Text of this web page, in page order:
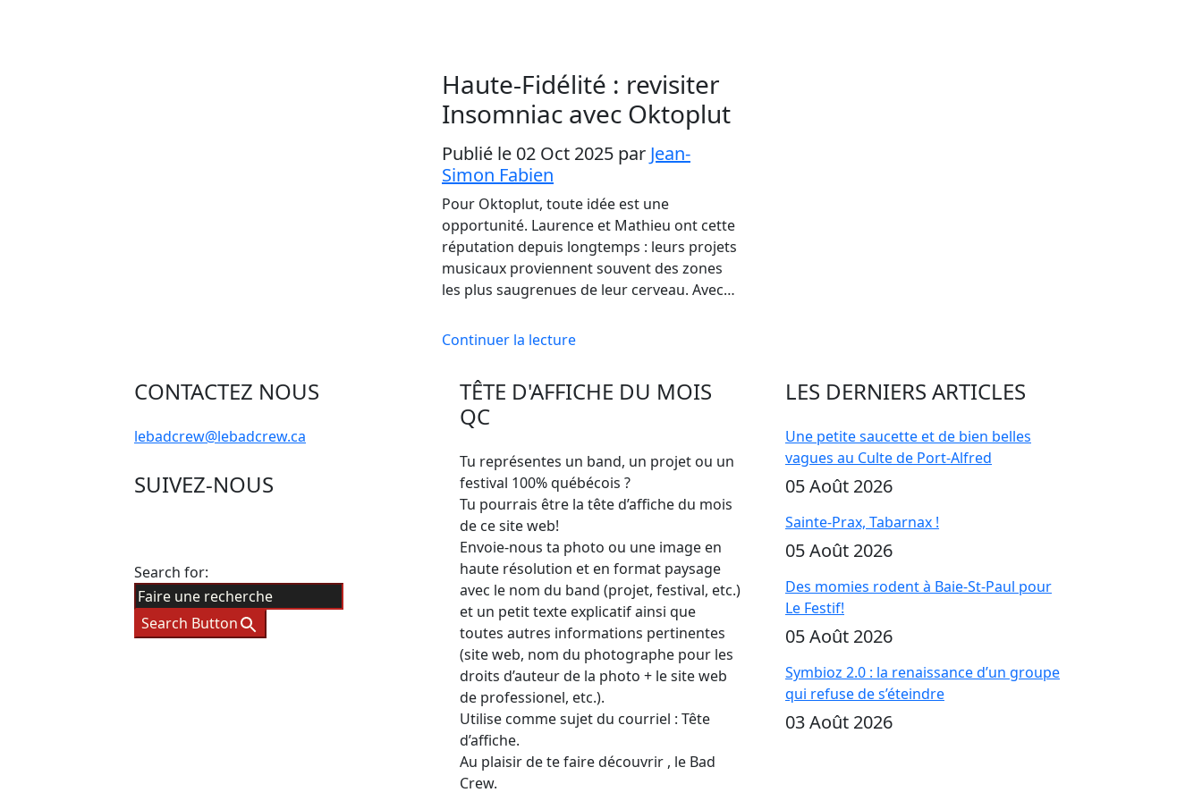
Haute-Fidélité : revisiter
Insomniac avec Oktoplut
Publié le 02 Oct 2025 par Jean-
Simon Fabien
Pour Oktoplut, toute idée est une
opportunité. Laurence et Mathieu ont cette
réputation depuis longtemps : leurs projets
musicaux proviennent souvent des zones
les plus saugrenues de leur cerveau. Avec…
Continuer la lecture
CONTACTEZ NOUS
lebadcrew@lebadcrew.ca
SUIVEZ-NOUS
Search for:
Search Button
TÊTE D'AFFICHE DU MOIS
QC
Tu représentes un band, un projet ou un
festival 100% québécois ?
Tu pourrais être la tête d’affiche du mois
de ce site web!
Envoie-nous ta photo ou une image en
haute résolution et en format paysage
avec le nom du band (projet, festival, etc.)
et un petit texte explicatif ainsi que
toutes autres informations pertinentes
(site web, nom du photographe pour les
droits d’auteur de la photo + le site web
de professionel, etc.).
Utilise comme sujet du courriel : Tête
d’affiche.
Au plaisir de te faire découvrir , le Bad
Crew.
LES DERNIERS ARTICLES
Une petite saucette et de bien belles
vagues au Culte de Port-Alfred
05 Août 2026
Sainte-Prax, Tabarnax !
05 Août 2026
Des momies rodent à Baie-St-Paul pour
Le Festif!
05 Août 2026
Symbioz 2.0 : la renaissance d’un groupe
qui refuse de s’éteindre
03 Août 2026